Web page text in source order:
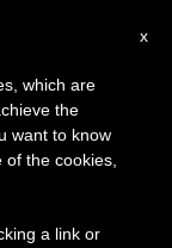
×
la pausa
de verano
el
x
which are
the
want to know
the cookies,
a link or